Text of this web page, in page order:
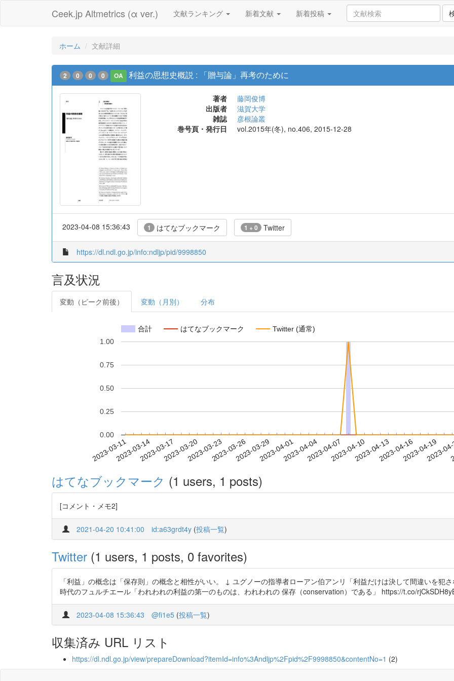
Ceek.jp Altmetrics (α ver.) 文献ランキング 新着文献 新着投稿
ホーム 文献詳細
2 0 0 0 OA 利益の思想史概説 : 「贈与論」再考のために
著者
藤岡俊博
出版者
滋賀大学
雑誌
彦根論叢
巻号頁・発行日
vol.2015年(冬), no.406, 2015-12-28
2023-04-08 15:36:43 1 はてなブックマーク 1 + 0 Twitter
https://dl.ndl.go.jp/info:ndljp/pid/9998850
言及状況
変動（ピーク前後） 変動（月別） 分布
合計 はてなブックマーク Twitter (通常)
2023-03-112023-03-142023-03-172023-03-202023-03-232023-03-262023-03-292023-04-012023-04-042023-04-072023-04-102023-04-132023-04-162023-04-19
2023-
0.00
0.25
0.50
0.75
1.00
はてなブックマーク (1 users, 1 posts)
[コメント・メモ2]
2021-04-20 10:41:00 id:a63grdt4y (投稿一覧)
Twitter (1 users, 1 posts, 0 favorites)
「利益」の概念は「保存則」の概念と相性がいい。 ↓ ユグノーの指導者ローアン伯アンリ「利益だけは決して間違いを犯
時代のフュルチエール「われわれの利益の第一のものは、われわれの 保存（conservation）である」 https://t.co/
2023-04-08 15:36:43 @fi1e5 (投稿一覧)
収集済み URL リスト
https://dl.ndl.go.jp/view/prepareDownload?itemId=info%3Andljp%2Fpid%2F9998850&contentNo=1 (2)